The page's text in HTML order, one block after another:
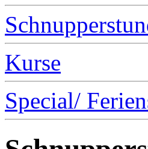
Kurse
Special/